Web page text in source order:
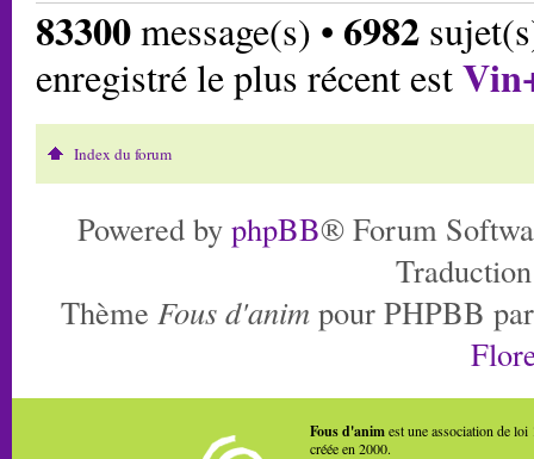
83300message(s) • 6982
enregistré le plus récent est
Index du forum
Powered by phpBB® Forum
Thème Fous d'anim pour PHPBB
Fous d'animest une association de loi
créée en 2000.